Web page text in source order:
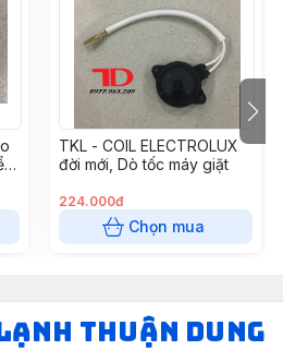
TKL - COIL ELECTROLUX
đời mới, Dò tốc máy giặt
224.000đ
Chọn mua
THUẬN DUNG